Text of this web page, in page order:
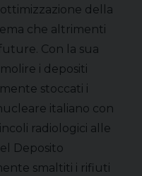
della
che altrimenti
Con la sua
i depositi
stoccati i
italiano con
radiologici alle
Deposito
smaltiti i rifiuti